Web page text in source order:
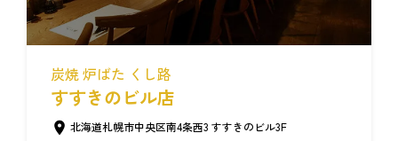
炭焼 炉ばた くし路
すすきのビル店
北海道札幌市中央区南4条西3 すすきのビル3F